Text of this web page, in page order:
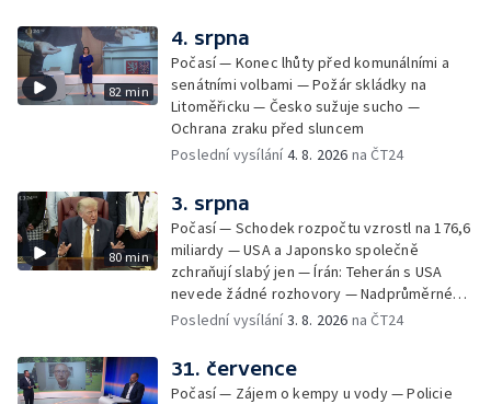
82 min
4. srpna
Počasí — Konec lhůty před komunálními a
senátními volbami — Požár skládky na
Litoměřicku — Česko sužuje sucho —
Ochrana zraku před sluncem
Poslední vysílání4. 8. 2026 na ČT24
80 min
3. srpna
Počasí — Schodek rozpočtu vzrostl na 176,6
miliardy — USA a Japonsko společně
zchraňují slabý jen — Írán: Teherán s USA
nevede žádné rozhovory — Nadprůměrné
množství vos v Česku
Poslední vysílání3. 8. 2026 na ČT24
31. července
Počasí — Zájem o kempy u vody — Policie